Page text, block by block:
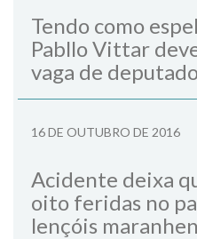
Tendo como
Pabllo Vittar
vaga de deputado
16 DE OUTUBRO DE 2016
Acidente deixa
oito feridas no
lençóis